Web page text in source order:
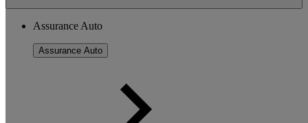
Assurance Auto
Assurance Auto